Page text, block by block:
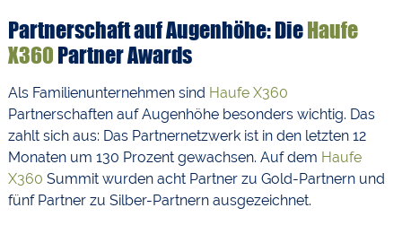
Partnerschaft auf Augenhöhe: DieHaufe
X360 Partner Awards
Als Familienunternehmen sind Haufe X360
Partnerschaften auf Augenhöhe besonders wichtig. Das
zahlt sich aus: Das Partnernetzwerk ist in den letzten 12
Monaten um 130 Prozent gewachsen. Auf dem Haufe
X360 Summit wurden acht Partner zu Gold-Partnern und
fünf Partner zu Silber-Partnern ausgezeichnet.